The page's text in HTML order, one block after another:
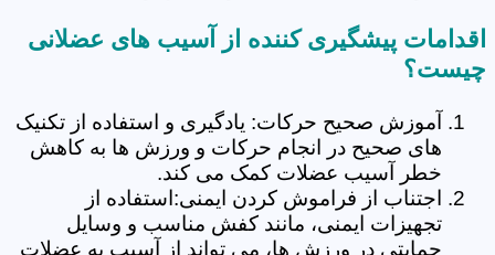
اقدامات پیشگیری کننده از آسیب های عضلانی
چیست؟
آموزش صحیح حرکات: یادگیری و استفاده از تکنیک
های صحیح در انجام حرکات و ورزش ها به کاهش
خطر آسیب عضلات کمک می کند.
اجتناب از فراموش کردن ایمنی:استفاده از
تجهیزات ایمنی، مانند کفش مناسب و وسایل
حمایتی در ورزش ها، می تواند از آسیب به عضلات